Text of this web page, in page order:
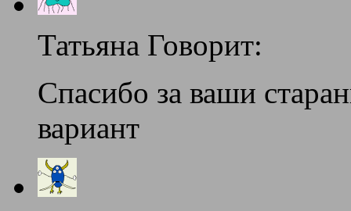
Татьяна Говорит:
Спасибо за ваши
вариант